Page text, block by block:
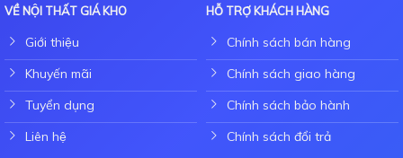
VỀ NỘI THẤT GIÁ KHO
Giới thiệu
Khuyến mãi
Tuyển dụng
Liên hệ
HỖ TRỢ KHÁCH HÀNG
Chính sách bán hàng
Chính sách giao hàng
Chính sách bảo hành
Chính sách đổi trả